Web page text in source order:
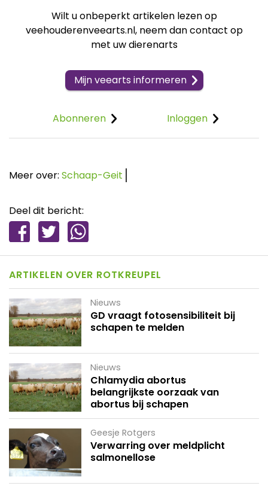
Wilt u onbeperkt artikelen lezen op
veehouderenveearts.nl, neem dan contact op
met uw dierenarts
Mijn veearts informeren
Abonneren Inloggen
Meer over: Schaap-Geit
Deel dit bericht:
ARTIKELEN OVER ROTKREUPEL
Nieuws
GD vraagt fotosensibiliteit bij
schapen te melden
Nieuws
Chlamydia abortus
belangrijkste oorzaak van
abortus bij schapen
Geesje Rotgers
Verwarring over meldplicht
salmonellose